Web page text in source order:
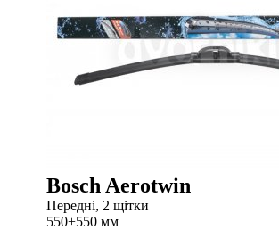
Bosch Aerotwin
Передні, 2 щітки
550+550 мм